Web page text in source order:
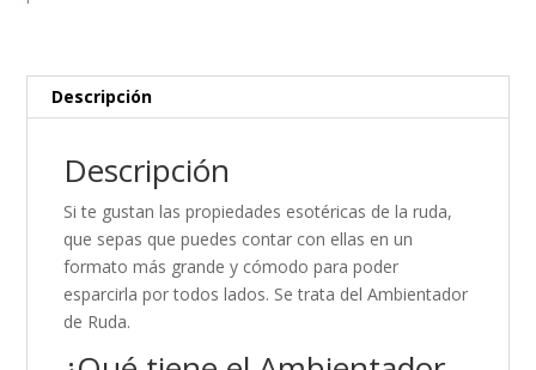
Descripción
Descripción
Si te gustan las propiedades esotéricas de la ruda,
que sepas que puedes contar con ellas en un
formato más grande y cómodo para poder
esparcirla por todos lados. Se trata del Ambientador
de Ruda.